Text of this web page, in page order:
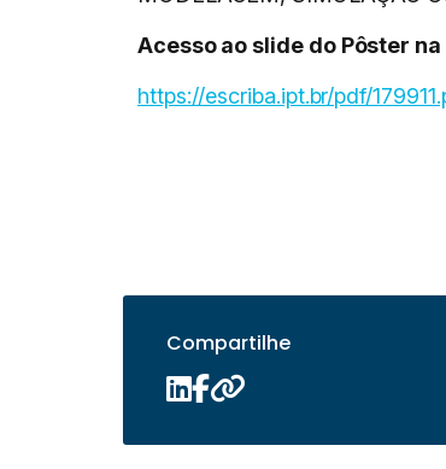
Acesso ao slide do Pôster
https://escriba.ipt.br/pdf/
Compartilhe